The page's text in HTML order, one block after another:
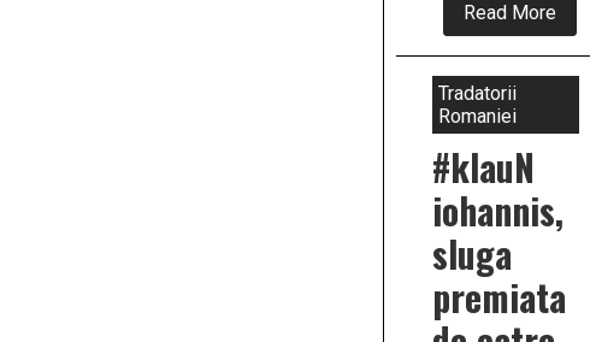
Read More
Tradatorii
Romaniei
#klauN
iohannis,
sluga
premiata